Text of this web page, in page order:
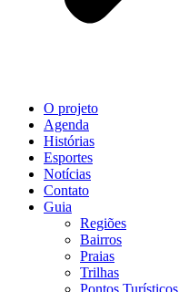
O projeto
Agenda
Histórias
Esportes
Notícias
Contato
Guia
Regiões
Bairros
Praias
Trilhas
Pontos Turísticos